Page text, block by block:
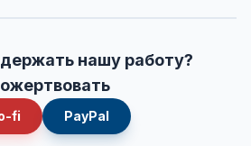
нашу работу?
fi PayPal